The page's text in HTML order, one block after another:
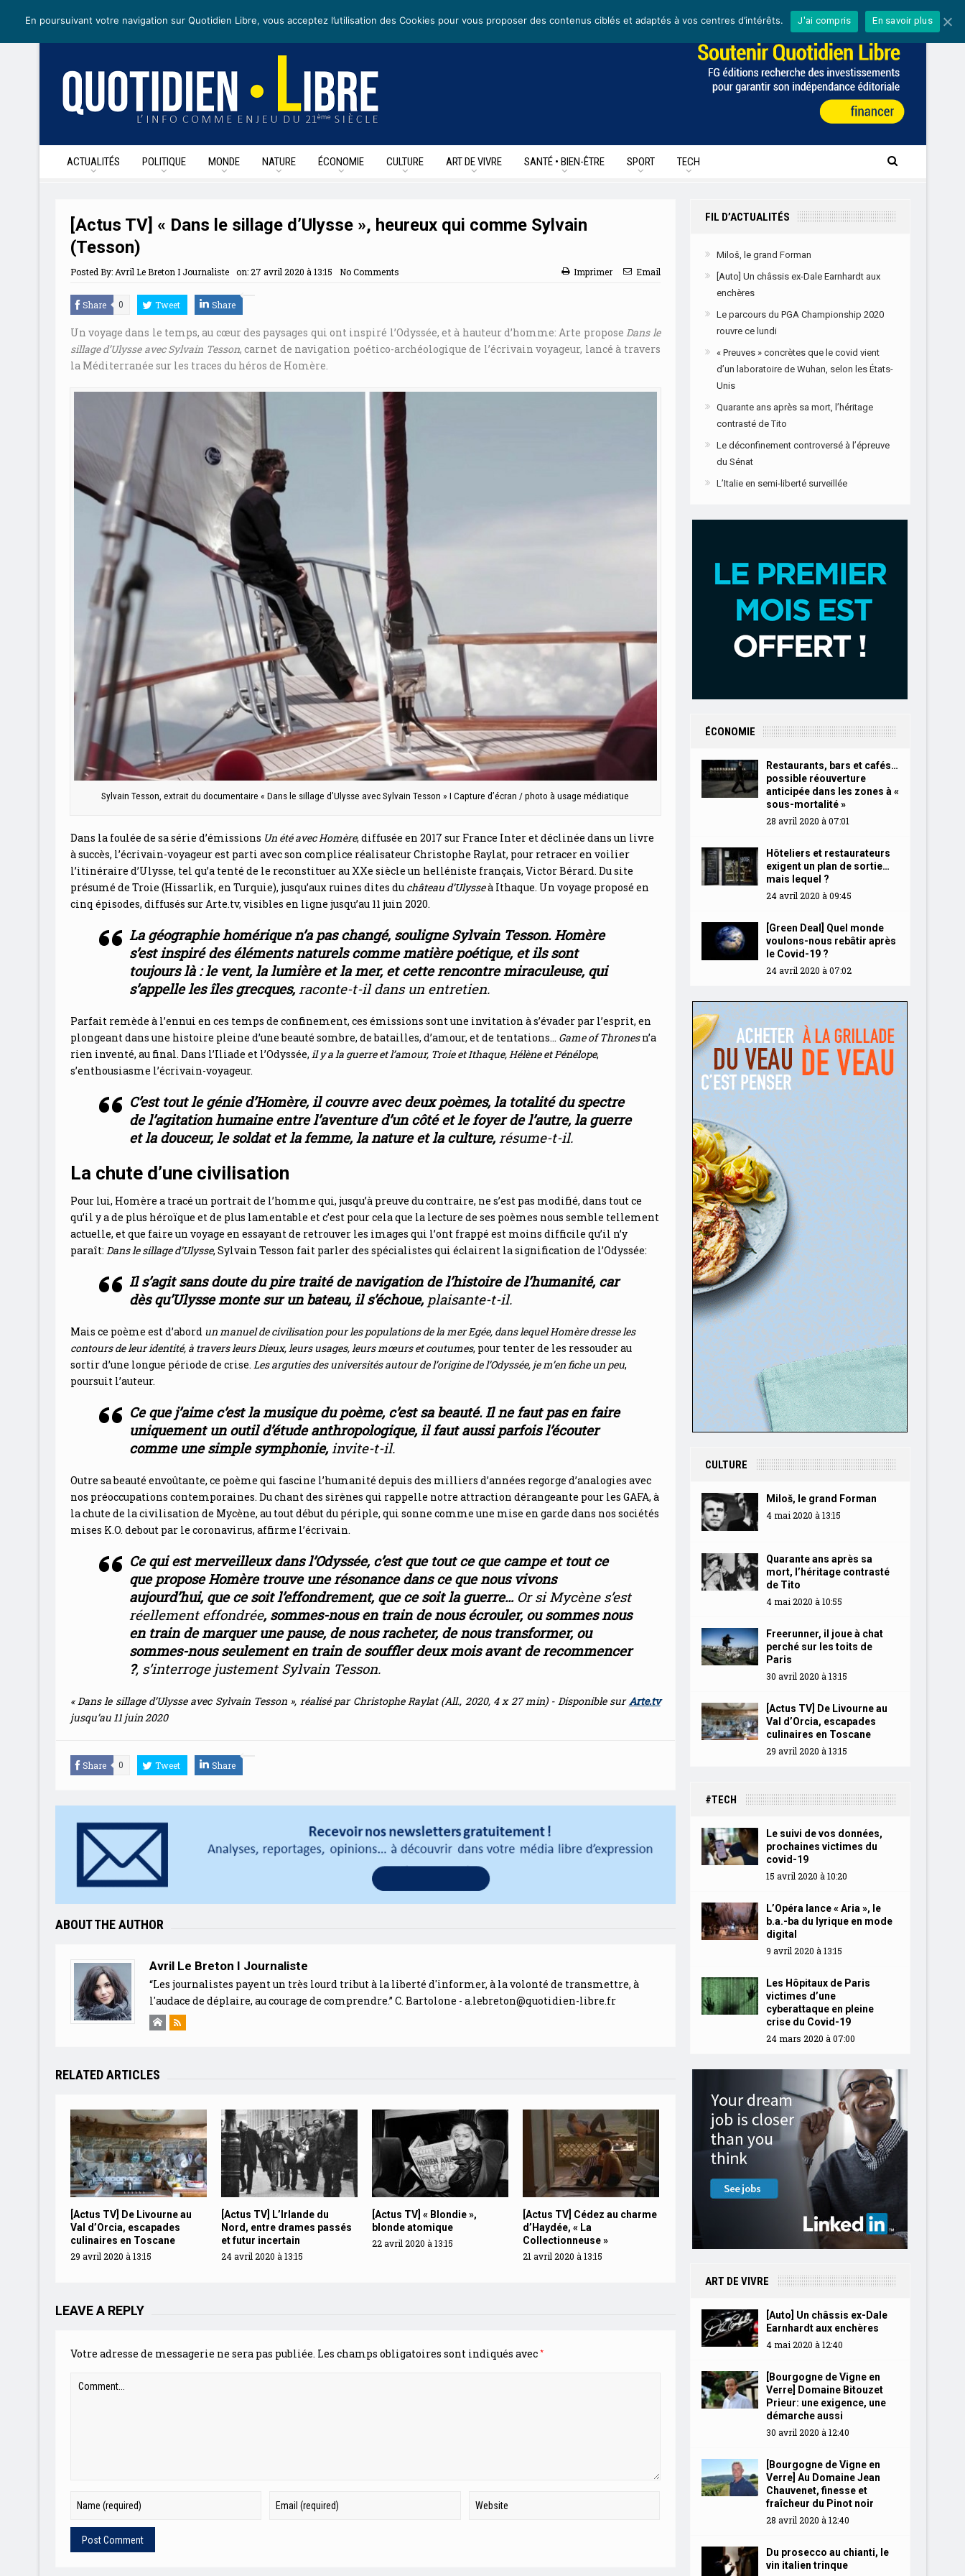
lundi 4 mai 2020 I Édition de la journée Recevoir nos newsletters • Nous suivre sur les reseaux sociaux
ACTUALITÉS POLITIQUE MONDE NATURE ÉCONOMIE CULTURE ART DE VIVRE SANTÉ • BIEN-ÊTRE SPORT TECH
[Actus TV] « Dans le sillage d’Ulysse », heureux qui comme Sylvain
(Tesson)
Posted By: Avril Le Breton I Journaliste on:27 avril 2020 à 13:15 No Comments Imprimer Email
Share 0 Tweet Share
Un voyage dans le temps, au cœur des paysages qui ont inspiré l’Odyssée, et à hauteur d’homme: Arte proposeDans le
sillage d’Ulysse avec Sylvain Tesson, carnet de navigation poético-archéologique de l’écrivain voyageur, lancé à travers
la Méditerranée sur les traces du héros de Homère.
Sylvain Tesson, extrait du documentaire « Dans le sillage d’Ulysse avec Sylvain Tesson » I Capture d’écran / photo à usage médiatique
Dans la foulée de sa série d’émissions Un été avec Homère, diffusée en 2017 sur France Inter et déclinée dans un livre
à succès, l’écrivain-voyageur est parti avec son complice réalisateur Christophe Raylat, pour retracer en voilier
l’itinéraire d’Ulysse, tel qu’a tenté de le reconstituer au XXe siècle un helléniste français, Victor Bérard. Du site
présumé de Troie (Hissarlik, en Turquie), jusqu’aux ruines dites du château d’Ulysseà Ithaque. Un voyage proposé en
cinq épisodes, diffusés sur Arte.tv, visibles en ligne jusqu’au 11 juin 2020.
La géographie homérique n’a pas changé, souligne Sylvain Tesson.Homère
s’est inspiré des éléments naturels comme matière poétique, et ils sont
toujours là : le vent, la lumière et la mer, et cette rencontre miraculeuse, qui
s’appelle les îles grecques,raconte-t-il dans un entretien.
Parfait remède à l’ennui en ces temps de confinement, ces émissions sont une invitation à s’évader par l’esprit, en
plongeant dans une histoire pleine d’une beauté sombre, de batailles, d’amour, et de tentations… Game of Thronesn’a
rien inventé, au final. Dans l’Iliade et l’Odyssée, il y a la guerre et l’amour, Troie et Ithaque, Hélène et Pénélope,
s’enthousiasme l’écrivain-voyageur.
C’est tout le génie d’Homère, il couvre avec deux poèmes, la totalité du spectre
de l’agitation humaine entre l’aventure d’un côté et le foyer de l’autre, la guerre
et la douceur, le soldat et la femme, la nature et la culture,résume-t-il.
La chute d’une civilisation
Pour lui, Homère a tracé un portrait de l’homme qui, jusqu’à preuve du contraire, ne s’est pas modifié, dans tout ce
qu’il y a de plus héroïque et de plus lamentable et c’est pour cela que la lecture de ses poèmes nous semble tellement
actuelle, et que faire un voyage en essayant de retrouver les images qui l’ont frappé est moins difficile qu’il n’y
paraît: Dans le sillage d’Ulysse, Sylvain Tesson fait parler des spécialistes qui éclairent la signification de l’Odyssée:
Il s’agit sans doute dupire traité de navigation de l’histoire de l’humanité, car
dès qu’Ulysse monte sur un bateau, il s’échoue, plaisante-t-il.
Mais ce poème est d’abord un manuel de civilisation pour les populations de la mer Egée, dans lequel Homère dresse les
contours de leur identité, à travers leurs Dieux, leurs usages, leurs mœurs et coutumes, pour tenter de les ressouder au
sortir d’une longue période de crise. Les arguties des universités autour de l’origine de l’Odyssée, je m’en fiche un peu,
poursuit l’auteur.
Ce que j’aime c’est la musique du poème, c’est sa beauté. Il ne faut pas en faire
uniquement un outil d’étude anthropologique, il faut aussi parfois l’écouter
comme une simple symphonie,invite-t-il.
Outre sa beauté envoûtante, ce poème qui fascine l’humanité depuis des milliers d’années regorge d’analogies avec
nos préoccupations contemporaines. Du chant des sirènes qui rappelle notre attraction dérangeante pour les GAFA, à
la chute de la civilisation de Mycène, au tout début du périple, qui sonne comme une mise en garde dans nos sociétés
mises K.O. debout par le coronavirus, affirme l’écrivain.
Ce qui est merveilleux dans l’Odyssée, c’est que tout ce que campe et tout ce
que propose Homère trouve une résonance dans ce que nous vivons
aujourd’hui, que ce soit l’effondrement, que ce soit la guerre… Or si Mycène s’est
réellement effondrée, sommes-nous en train de nous écrouler, ou sommes nous
en train de marquer une pause, de nous racheter, de nous transformer, ou
sommes-nous seulement en train de souffler deux mois avant de recommencer
?, s’interroge justement Sylvain Tesson.
« Dans le sillage d’Ulysse avec Sylvain Tesson », réalisé par Christophe Raylat (All., 2020, 4 x 27 min) - Disponible surArte.tv
jusqu’au 11 juin 2020
Share 0 Tweet Share
ABOUT THE AUTHOR
Avril Le Breton I Journaliste
“Les journalistes payent un très lourd tribut à la liberté d'informer, à la volonté de transmettre, à
l'audace de déplaire, au courage de comprendre.” C. Bartolone - a.lebreton@quotidien-libre.fr
RELATED ARTICLES
[Actus TV] De Livourne au
Val d’Orcia, escapades
culinaires en Toscane
29 avril 2020 à 13:15
[Actus TV] L’Irlande du
Nord, entre drames passés
et futur incertain
24 avril 2020 à 13:15
[Actus TV] « Blondie »,
blonde atomique
22 avril 2020 à 13:15
[Actus TV] Cédez au charme
d’Haydée, « La
Collectionneuse »
21 avril 2020 à 13:15
LEAVE A REPLY
Votre adresse de messagerie ne sera pas publiée. Les champs obligatoires sont indiqués avec*
FIL D’ACTUALITÉS
Miloš, le grand Forman
[Auto] Un châssis ex-Dale Earnhardt aux
enchères
Le parcours du PGA Championship 2020
rouvre ce lundi
« Preuves » concrètes que le covid vient
d’un laboratoire de Wuhan, selon les États-
Unis
Quarante ans après sa mort, l’héritage
contrasté de Tito
Le déconfinement controversé à l’épreuve
du Sénat
L’Italie en semi-liberté surveillée
ÉCONOMIE
Restaurants, bars et cafés…
possible réouverture
anticipée dans les zones à «
sous-mortalité »
28 avril 2020 à 07:01
Hôteliers et restaurateurs
exigent un plan de sortie…
mais lequel ?
24 avril 2020 à 09:45
[Green Deal] Quel monde
voulons-nous rebâtir après
le Covid-19 ?
24 avril 2020 à 07:02
CULTURE
Miloš, le grand Forman
4 mai 2020 à 13:15
Quarante ans après sa
mort, l’héritage contrasté
de Tito
4 mai 2020 à 10:55
Freerunner, il joue à chat
perché sur les toits de
Paris
30 avril 2020 à 13:15
[Actus TV] De Livourne au
Val d’Orcia, escapades
culinaires en Toscane
29 avril 2020 à 13:15
#TECH
Le suivi de vos données,
prochaines victimes du
covid-19
15 avril 2020 à 10:20
L’Opéra lance « Aria », le
b.a.-ba du lyrique en mode
digital
9 avril 2020 à 13:15
Les Hôpitaux de Paris
victimes d’une
cyberattaque en pleine
crise du Covid-19
24 mars 2020 à 07:00
ART DE VIVRE
[Auto] Un châssis ex-Dale
Earnhardt aux enchères
4 mai 2020 à 12:40
[Bourgogne de Vigne en
Verre] Domaine Bitouzet
Prieur: une exigence, une
démarche aussi
30 avril 2020 à 12:40
[Bourgogne de Vigne en
Verre] Au Domaine Jean
Chauvenet, finesse et
fraîcheur du Pinot noir
28 avril 2020 à 12:40
Du prosecco au chianti, le
vin italien trinque
En poursuivant votre navigation sur Quotidien Libre, vous acceptez l’utilisation des Cookies pour vous proposer des contenus ciblés et adaptés à vos centres d’intérêts. J'ai compris En savoir plus